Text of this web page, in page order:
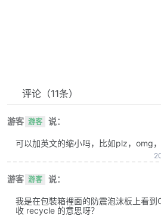
评论 （11条）
游客 游客 说：
可以加英文的缩小吗，比如plz，omg
游客 游客 说：
我是在包裝箱裡面的防震泡沫板上看
收 recycle 的意思呀？